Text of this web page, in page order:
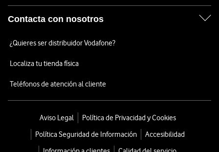
Contacta con nosotros
¿Quieres ser distribuidor Vodafone?
Localiza tu tienda física
Teléfonos de atención al cliente
Aviso Legal
Política de Privacidad y Cookies
Política Seguridad de Información
Accesibilidad